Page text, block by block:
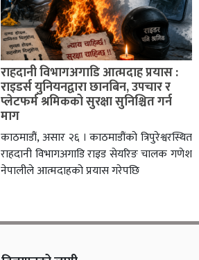
राहदानी विभागअगाडि आत्मदाह प्रयास :
राइडर्स युनियनद्वारा छानबिन, उपचार र
प्लेटफर्म श्रमिकको सुरक्षा सुनिश्चित गर्न
माग
काठमाडौं, असार २६ । काठमाडौंको त्रिपुरेश्वरस्थित
राहदानी विभागअगाडि राइड सेयरिङ चालक गणेश
नेपालीले आत्मदाहको प्रयास गरेपछि